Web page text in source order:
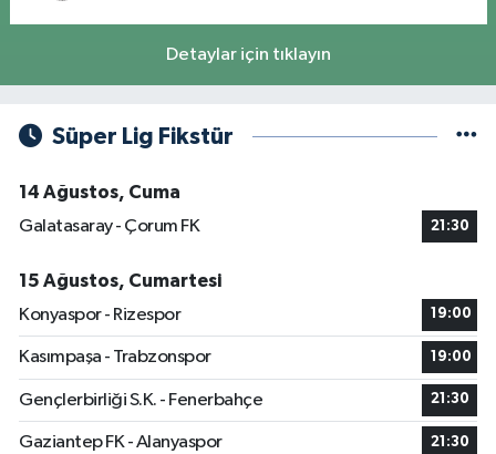
Detaylar için tıklayın
Süper Lig Fikstür
14 Ağustos, Cuma
Galatasaray - Çorum FK
21:30
15 Ağustos, Cumartesi
Konyaspor - Rizespor
19:00
Kasımpaşa - Trabzonspor 19:00
Gençlerbirliği S.K. - Fenerbahçe 21:30
Gaziantep FK - Alanyaspor 21:30